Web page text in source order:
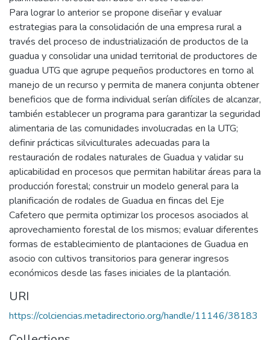
Para lograr lo anterior se propone diseñar y evaluar
estrategias para la consolidación de una empresa rural a
través del proceso de industrialización de productos de la
guadua y consolidar una unidad territorial de productores de
guadua UTG que agrupe pequeños productores en torno al
manejo de un recurso y permita de manera conjunta obtener
beneficios que de forma individual serían difíciles de alcanzar,
también establecer un programa para garantizar la seguridad
alimentaria de las comunidades involucradas en la UTG;
definir prácticas silviculturales adecuadas para la
restauración de rodales naturales de Guadua y validar su
aplicabilidad en procesos que permitan habilitar áreas para la
producción forestal; construir un modelo general para la
planificación de rodales de Guadua en fincas del Eje
Cafetero que permita optimizar los procesos asociados al
aprovechamiento forestal de los mismos; evaluar diferentes
formas de establecimiento de plantaciones de Guadua en
asocio con cultivos transitorios para generar ingresos
económicos desde las fases iniciales de la plantación.
URI
https://colciencias.metadirectorio.org/handle/11146/38183